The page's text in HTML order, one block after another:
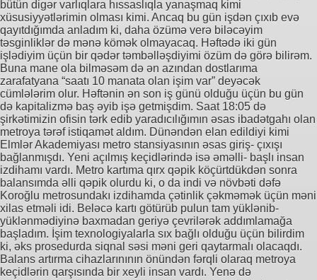
bütün digər varlıqlara hıssaslıqla yanaşmaq kimi
xüsusiyyətlərimin olması kimi. Ancaq bu gün işdən çıxıb evə
qayıtdığımda anladım ki, daha özümə verə biləcəyim
təsginliklər də mənə kömək olmayacaq. Həftədə iki gün
işlədiyim üçün bir qədər təmbəlləşdiyimi özüm də görə bilirəm.
Buna mane ola bilməsəm də ən azından dostlarıma
zarafatyana “saatı 10 manata olan işim var” deyəcək
cümlələrim olur. Həftənin ən son iş günü olduğu üçün bu gün
də kapitalizmə baş əyib işə getmişdim. Saat 18:05 də
şirkətimizin ofisin tərk edib yaradıcılığımın əsas ibadətgahı olan
metroya tərəf istiqamət aldım. Dünəndən elan edildiyi kimi
Elmlər Akademiyası metro stansiyasının əsas giriş- çıxışı
bağlanmışdı. Yeni açılmış keçidlərində isə əməlli- başlı insan
izdihamı vardı. Metro kartıma qırx qəpik köçürtdükdən sonra
balansımda əlli qəpik olurdu ki, o da indi və növbəti dəfə
Koroğlu metrosundakı izdihamda çətinlik çəkməmək üçün məni
xilas etməli idi. Beləcə kartı götürüb pulun tam yüklənib-
yüklənmədiyinə baxmadan geriyə çevrilərək addımlamağa
başladım. İşim texnologiyalarla sıx bağlı olduğu üçün bilirdim
ki, əks prosedurda siqnal səsi məni geri qaytarmalı olacaqdı.
Balans artırma cihazlarınının önündən fərqli olaraq metroya
keçidlərin qarşısında bir xeyli insan vardı. Yenə də